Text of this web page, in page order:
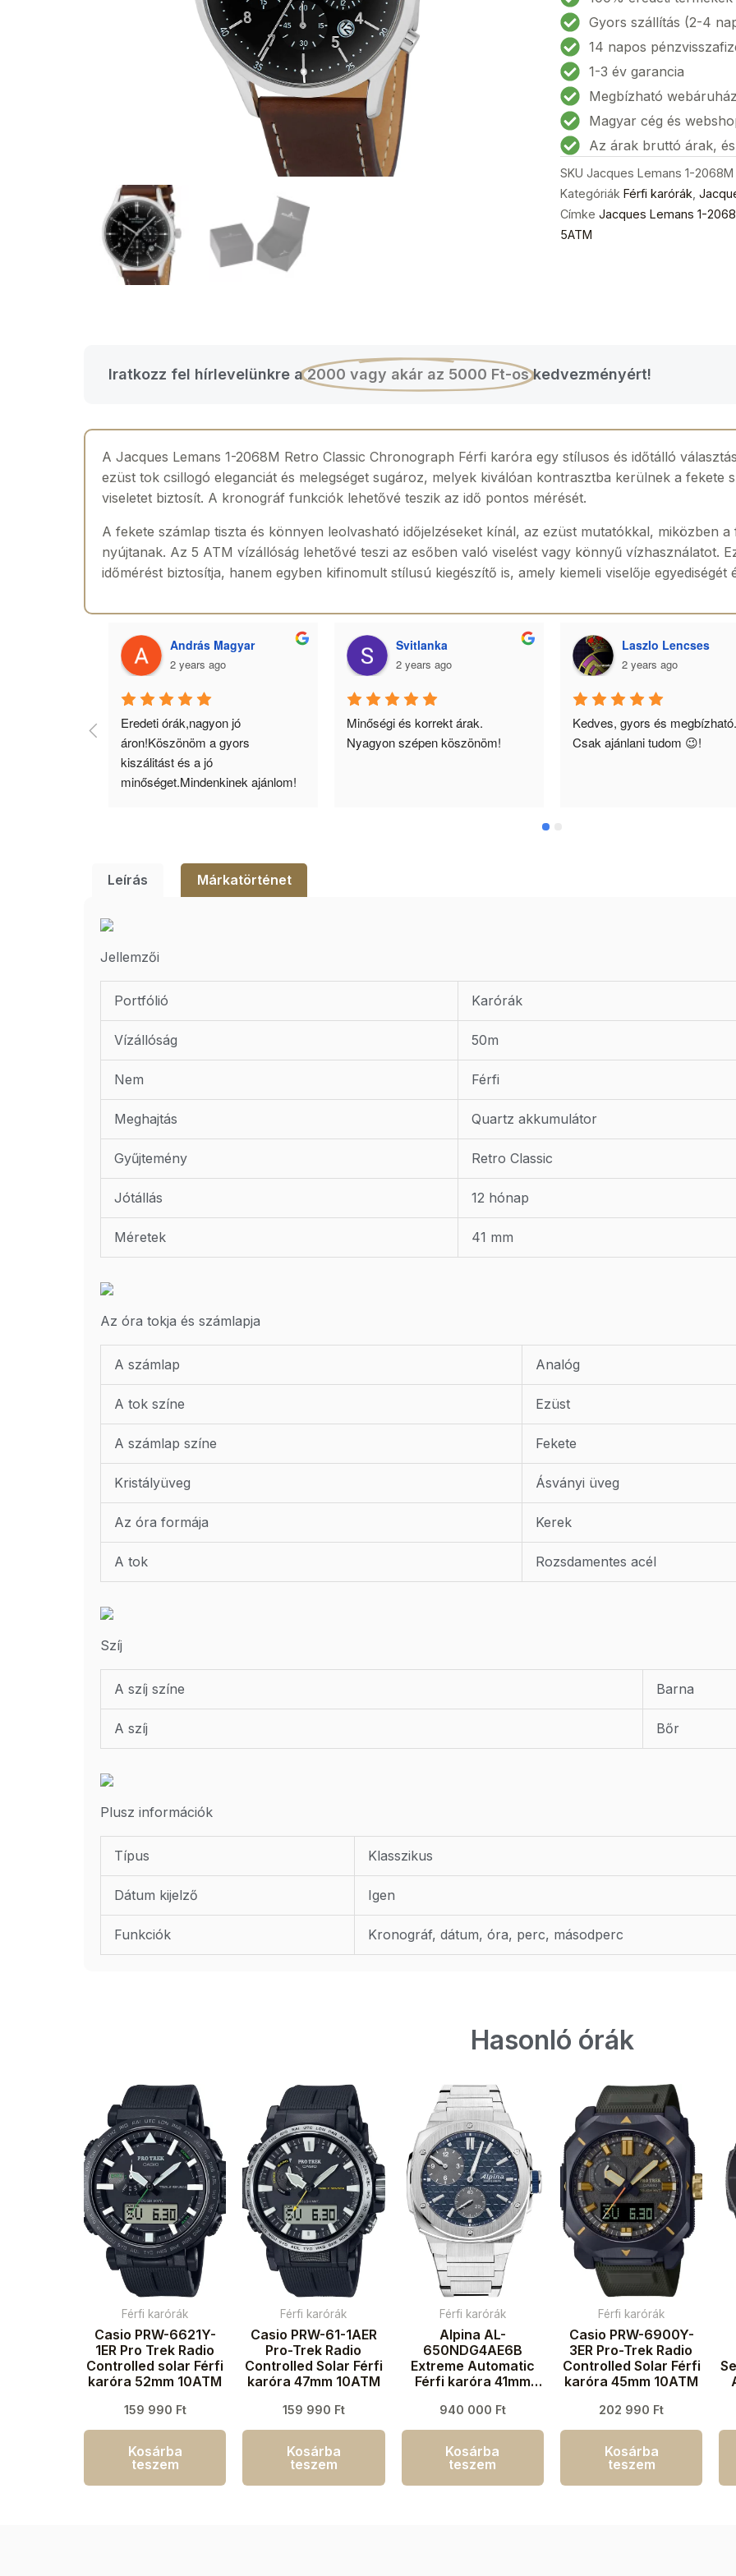
Gyors szállítás (2-4
14 napos
1-3 év garancia
Megbízható webáruház
Magyar cég és
Az árak bruttó árak,
SKU Jacques Lemans 1-2068M
Kategóriák Férfi karórák
Címke Jacques Lemans 1-
5ATM
Iratkozz fel hírlevelünkre a2000 vagy akár az 5000 Ft-os kedvezményért!
A Jacques Lemans 1-2068M Retro Classic Chronograph Férfi karóra egy stílusos és időtálló
ezüst tok csillogó eleganciát és melegséget sugároz, melyek kiválóan kontrasztba kerülnek a fekete
viseletet biztosít. A kronográf funkciók lehetővé teszik az idő pontos mérését.
A fekete számlap tiszta és könnyen leolvasható időjelzéseket kínál, az ezüst mutatókkal, miközben
nyújtanak. Az 5 ATM vízállóság lehetővé teszi az esőben való viselést vagy könnyű vízhasználatot.
időmérést biztosítja, hanem egyben kifinomult stílusú kiegészítő is, amely kiemeli viselője egyediségét
András Magyar
2 years ago
Eredeti órák,nagyon jó
áron!Köszönöm a gyors
kiszálitást és a jó
minőséget.Mindenkinek ajánlom!
Svitlanka
2 years ago
Minőségi és korrekt árak.
Nyagyon szépen köszönöm!
Laszlo Lencses
2 years ago
Kedves, gyors és megbízható.
Csak ajánlani tudom 😉!
Leírás Márkatörténet
Jellemzői
Portfólió Karórák
Vízállóság 50m
Nem Férfi
Meghajtás Quartz akkumulátor
Gyűjtemény Retro Classic
Jótállás 12 hónap
Méretek 41 mm
Az óra tokja és számlapja
A számlap Analóg
A tok színe Ezüst
A számlap színe Fekete
Kristályüveg Ásványi üveg
Az óra formája Kerek
A tok Rozsdamentes acél
Szíj
A szíj színe Barna
A szíj Bőr
Plusz információk
Típus Klasszikus
Dátum kijelző Igen
Funkciók Kronográf, dátum, óra, perc, másodperc
Hasonló órák
Férfi karórák
Casio PRW-6621Y-
1ER Pro Trek Radio
Controlled solar Férfi
karóra 52mm 10ATM
159 990 Ft
Kosárba
teszem
Férfi karórák
Casio PRW-61-1AER
Pro-Trek Radio
Controlled Solar Férfi
karóra 47mm 10ATM
159 990 Ft
Kosárba
teszem
Férfi karórák
Alpina AL-
650NDG4AE6B
Extreme Automatic
Férfi karóra 41mm
940 000 Ft
Kosárba
teszem
Férfi karórák
Casio PRW-6900Y-
3ER Pro-Trek Radio
Controlled Solar Férfi
karóra 45mm 10ATM
202 990 Ft
Kosárba
teszem